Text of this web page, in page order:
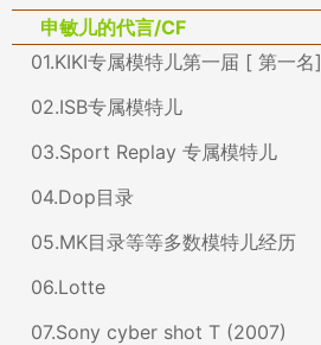
申敏儿的代言/CF
01.KIKI专属模特儿第一届 [ 第一名]
02.ISB专属模特儿
03.Sport Replay 专属模特儿
04.Dop目录
05.MK目录等等多数模特儿经历
06.Lotte
07.Sony cyber shot T (2007)